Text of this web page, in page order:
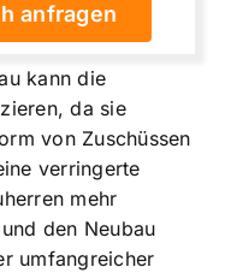
anfragen
kann die
da sie
von Zuschüssen
verringerte
mehr
den Neubau
umfangreicher